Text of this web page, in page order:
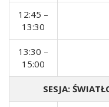
12:45 –
13:30
13:30 –
15:00
SESJA: